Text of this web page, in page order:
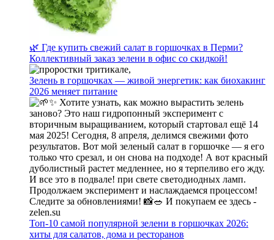
🌿 Где купить свежий салат в горшочках в Перми?
Коллективный заказ зелени в офис со скидкой!
Зелень в горшочках — живой энергетик: как биохакинг
2026 меняет питание
Топ-10 самой популярной зелени в горшочках 2026:
хиты для салатов, дома и ресторанов